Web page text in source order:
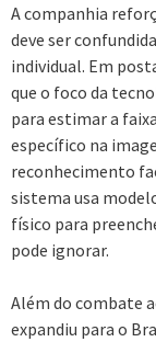
A companhia
deve ser
individual. Em
que o foco da
para estimar a
específico na
reconhecimento
sistema usa
físico para
pode ignorar.
Além do combate
expandiu para o